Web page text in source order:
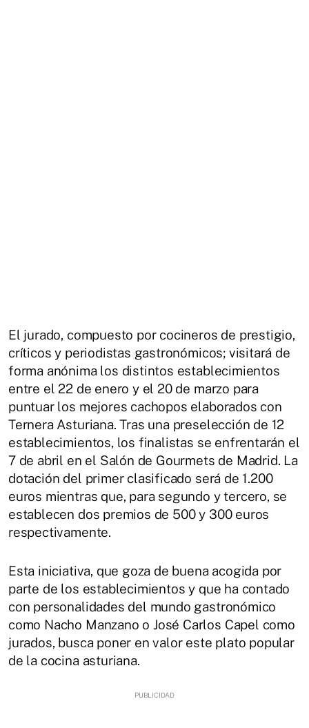
El jurado, compuesto por cocineros de prestigio,
críticos y periodistas gastronómicos; visitará de
forma anónima los distintos establecimientos
entre el 22 de enero y el 20 de marzo para
puntuar los mejores cachopos elaborados con
Ternera Asturiana. Tras una preselección de 12
establecimientos, los finalistas se enfrentarán el
7 de abril en el Salón de Gourmets de Madrid. La
dotación del primer clasificado será de 1.200
euros mientras que, para segundo y tercero, se
establecen dos premios de 500 y 300 euros
respectivamente.
Esta iniciativa, que goza de buena acogida por
parte de los establecimientos y que ha contado
con personalidades del mundo gastronómico
como Nacho Manzano o José Carlos Capel como
jurados, busca poner en valor este plato popular
de la cocina asturiana.